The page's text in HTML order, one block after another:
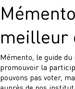
meilleur
Mémento, le guide
promouvoir la
pouvons pas voter,